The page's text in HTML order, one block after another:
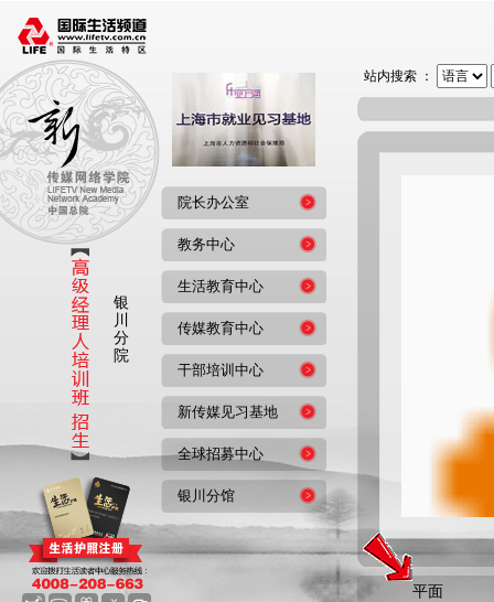
站内搜索 ：
银
川
分
院
院长办公室
教务中心
生活教育中心
传媒教育中心
干部培训中心
新传媒见习基地
全球招募中心
银川分馆
平面